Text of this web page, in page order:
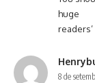
huge
8 de